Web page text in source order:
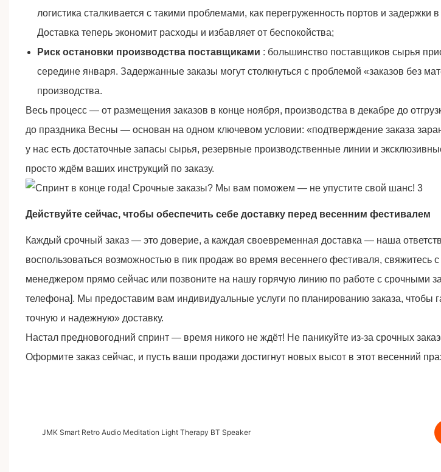
логистика сталкивается с такими проблемами, как перегруженность портов и
Доставка теперь экономит расходы и избавляет от беспокойства;
Риск остановки производства поставщиками : большинство поставщиков сырья
середине января. Задержанные заказы могут столкнуться с проблемой «заказов без
производства.
Весь процесс — от размещения заказов в конце ноября, производства в декабре до
до праздника Весны — основан на одном ключевом условии: «подтверждение заказа
у нас есть достаточные запасы сырья, резервные производственные линии и
просто ждём ваших инструкций по заказу.
Действуйте сейчас, чтобы обеспечить себе доставку перед весенним фестивалем
Каждый срочный заказ — это доверие, а каждая своевременная доставка — наша
воспользоваться возможностью в пик продаж во время весеннего фестиваля, свяжитесь
менеджером прямо сейчас или позвоните на нашу горячую линию по работе с срочными
телефона]. Мы предоставим вам индивидуальные услуги по планированию заказа, чтобы
точную и надежную» доставку.
Настал предновогодний спринт — время никого не ждёт! Не паникуйте из-за срочных
Оформите заказ сейчас, и пусть ваши продажи достигнут новых высот в этот весенний
JMK Smart Retro Audio Meditation Light Therapy BT Speaker